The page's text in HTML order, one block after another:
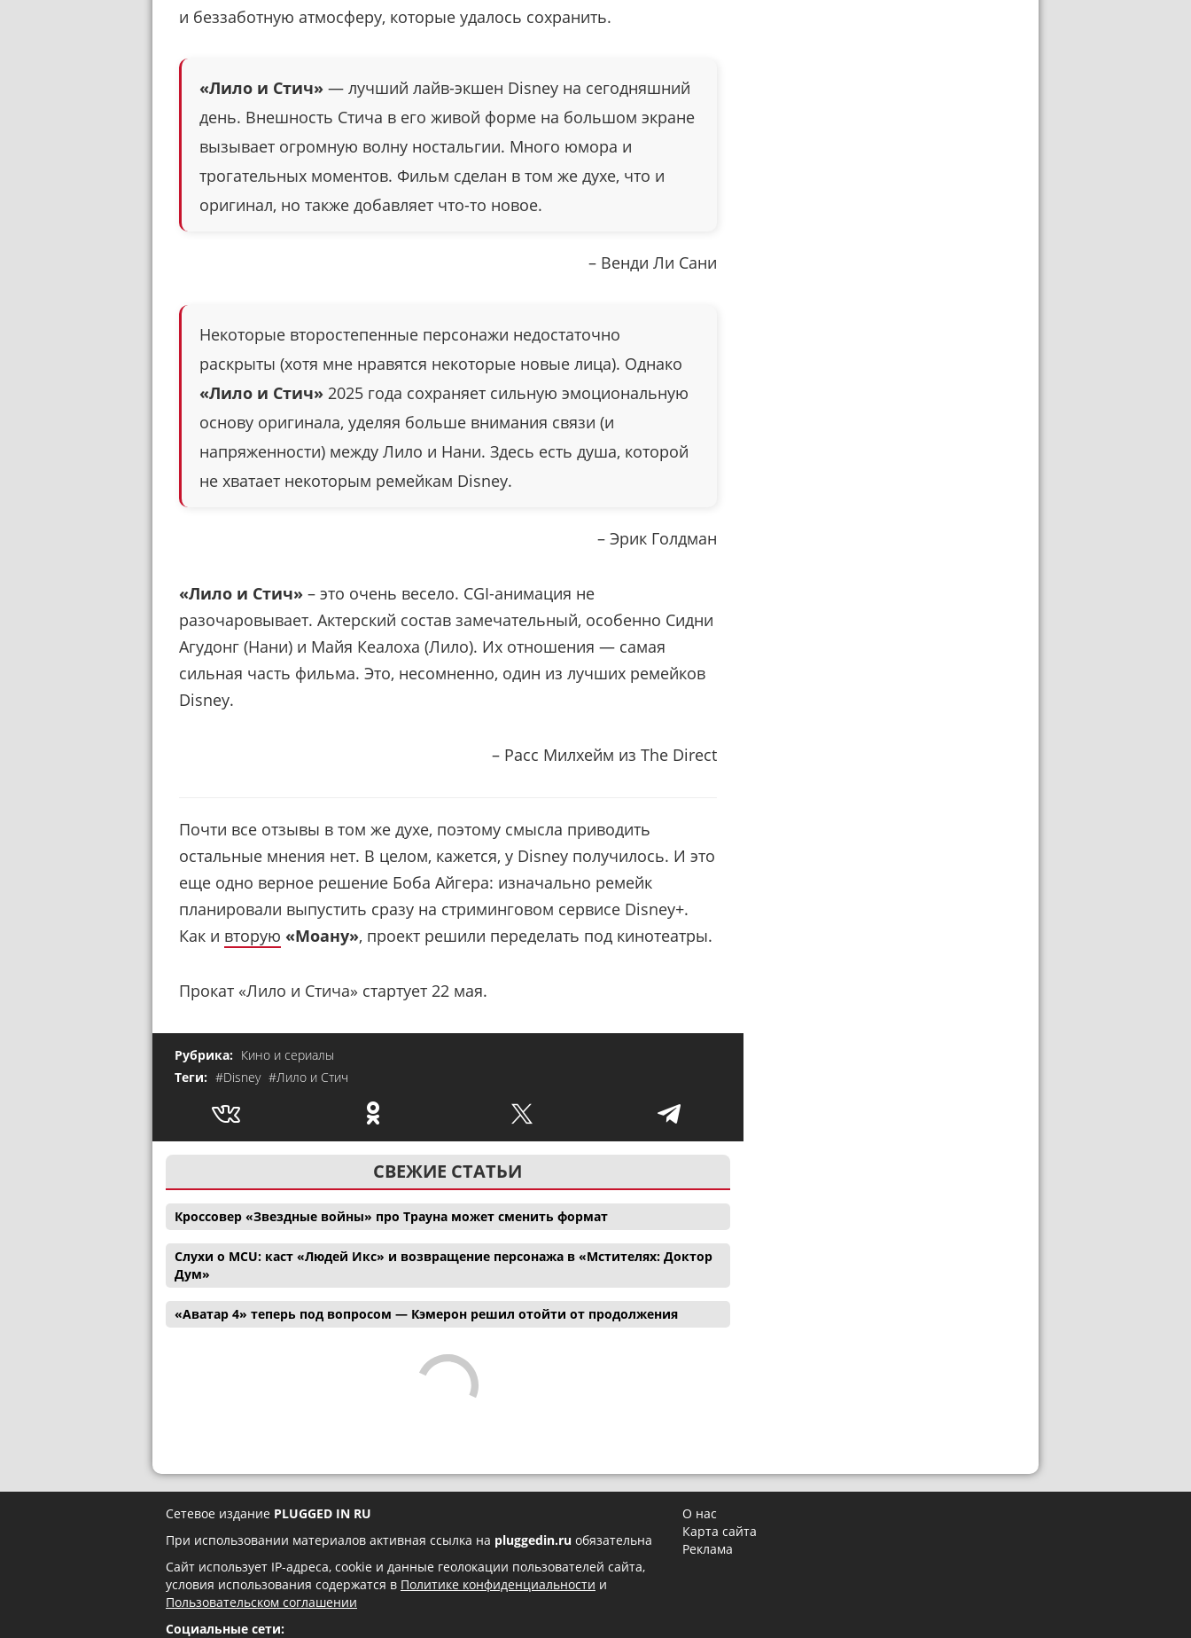
и беззаботную атмосферу, которые удалось сохранить.
«Лило и Стич» — лучший лайв-экшен Disney на сегодняшний
день. Внешность Стича в его живой форме на большом экране
вызывает огромную волну ностальгии. Много юмора и
трогательных моментов. Фильм сделан в том же духе, что и
оригинал, но также добавляет что-то новое.
– Венди Ли Сани
Некоторые второстепенные персонажи недостаточно
раскрыты (хотя мне нравятся некоторые новые лица). Однако
«Лило и Стич» 2025 года сохраняет сильную эмоциональную
основу оригинала, уделяя больше внимания связи (и
напряженности) между Лило и Нани. Здесь есть душа, которой
не хватает некоторым ремейкам Disney.
– Эрик Голдман
«Лило и Стич» – это очень весело. CGI-анимация не
разочаровывает. Актерский состав замечательный, особенно Сидни
Агудонг (Нани) и Майя Кеалоха (Лило). Их отношения — самая
сильная часть фильма. Это, несомненно, один из лучших ремейков
Disney.
– Расс Милхейм из The Direct
Почти все отзывы в том же духе, поэтому смысла приводить
остальные мнения нет. В целом, кажется, у Disney получилось. И это
еще одно верное решение Боба Айгера: изначально ремейк
планировали выпустить сразу на стриминговом сервисе Disney+.
Как и вторую «Моану», проект решили переделать под кинотеатры.
Прокат «Лило и Стича» стартует 22 мая.
Рубрика: Кино и сериалы
Теги: #Disney #Лило и Стич
СВЕЖИЕ СТАТЬИ
Кроссовер «Звездные войны» про Трауна может сменить формат
Слухи о MCU: каст «Людей Икс» и возвращение персонажа в «Мстителях: Доктор
Дум»
«Аватар 4» теперь под вопросом — Кэмерон решил отойти от продолжения
Сетевое издание PLUGGED IN RU
При использовании материалов активная ссылка на pluggedin.ru обязательна
Сайт использует IP-адреса, cookie и данные геолокации пользователей сайта,
условия использования содержатся в Политике конфиденциальности и
Пользовательском соглашении
Социальные сети:
О нас
Карта сайта
Реклама